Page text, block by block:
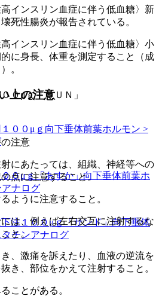
０μｇ「ＳＵＮ」
００μｇ 向下垂体前葉ホルモン >
０μｇ「あすか」向下垂体前葉ホ
ナログ
注１００μｇ「サンド」向下垂体
チンアナログ
インスリン血症に伴う低血糖〉新
死性腸炎が報告されている。
インスリン血症に伴う低血糖〉小
に身長、体重を測定すること（成
。
上の注意
注意
にあたっては、組織、神経等への
点に注意すること。
ように注意すること。
は、例えば左右交互に注射するな
と。
、激痛を訴えたり、血液の逆流を
き、部位をかえて注射すること。
ことがある。